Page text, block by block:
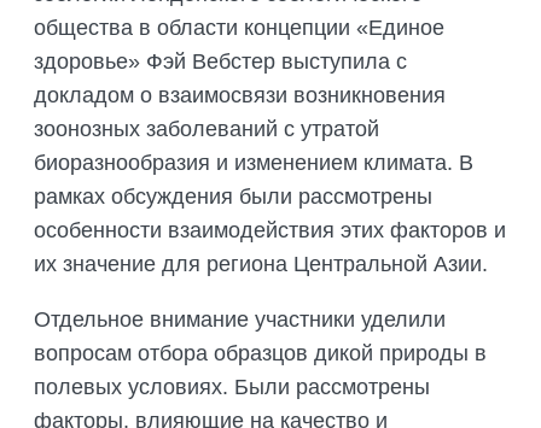
общества в области концепции «Единое
здоровье» Фэй Вебстер выступила с
докладом о взаимосвязи возникновения
зоонозных заболеваний с утратой
биоразнообразия и изменением климата. В
рамках обсуждения были рассмотрены
особенности взаимодействия этих факторов и
их значение для региона Центральной Азии.
Отдельное внимание участники уделили
вопросам отбора образцов дикой природы в
полевых условиях. Были рассмотрены
факторы, влияющие на качество и